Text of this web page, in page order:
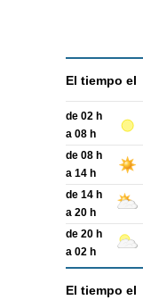
El tiempo el
de 02 h
a 08 h
de 08 h
a 14 h
de 14 h
a 20 h
de 20 h
a 02 h
El tiempo el